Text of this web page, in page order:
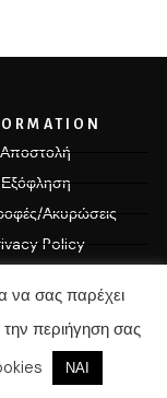
Αποστολή
Εξόφληση
Ακυρώσεις
Policy
να σας παρέχει
περιήγηση σας
ΝΑΙ